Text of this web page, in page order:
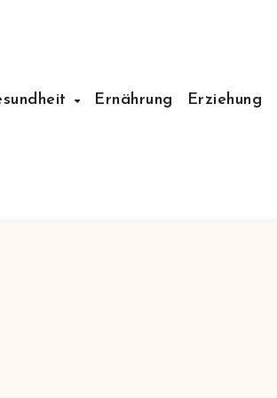
Ernährung Erziehung